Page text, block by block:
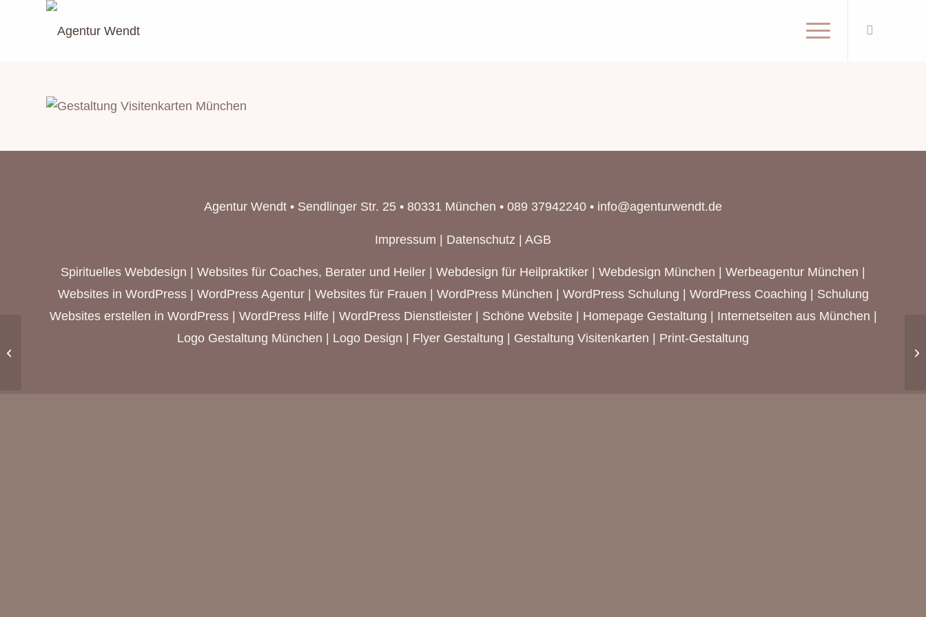
Agentur Wendt • Sendlinger Str. 25 • 80331 München • 089 37942240 • info@agenturwendt.de
Impressum | Datenschutz | AGB
Spirituelles Webdesign | Websites für Coaches, Berater und Heiler | Webdesign für Heilpraktiker | Webdesign München | Werbeagentur München |
Websites in WordPress | WordPress Agentur | Websites für Frauen | WordPress München | WordPress Schulung | WordPress Coaching | Schulung
Websites erstellen in WordPress | WordPress Hilfe | WordPress Dienstleister | Schöne Website | Homepage Gestaltung | Internetseiten aus München |
Logo Gestaltung München | Logo Design | Flyer Gestaltung | Gestaltung Visitenkarten | Print-Gestaltung